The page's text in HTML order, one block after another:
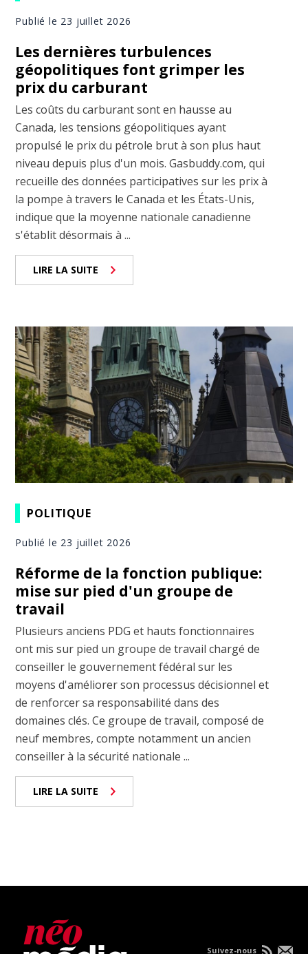
Publié le 23 juillet 2026
Les dernières turbulences
géopolitiques font grimper les
prix du carburant
Les coûts du carburant sont en hausse au
Canada, les tensions géopolitiques ayant
propulsé le prix du pétrole brut à son plus haut
niveau depuis plus d'un mois. Gasbuddy.com, qui
recueille des données participatives sur les prix à
la pompe à travers le Canada et les États-Unis,
indique que la moyenne nationale canadienne
s'établit désormais à ...
LIRE LA SUITE
POLITIQUE
Publié le 23 juillet 2026
Réforme de la fonction publique:
mise sur pied d'un groupe de
travail
Plusieurs anciens PDG et hauts fonctionnaires
ont mis sur pied un groupe de travail chargé de
conseiller le gouvernement fédéral sur les
moyens d'améliorer son processus décisionnel et
de renforcer sa responsabilité dans des
domaines clés. Ce groupe de travail, composé de
neuf membres, compte notamment un ancien
conseiller à la sécurité nationale ...
LIRE LA SUITE
Suivez-nous